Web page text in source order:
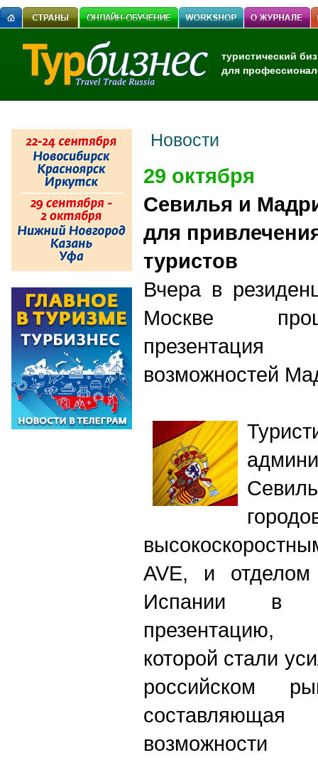
туристический
для
Новости
29 октября
Севилья и
для
туристов
Вчера в
Москве
возможностей
AVE, и отделом
Испании в
которой стали
российском